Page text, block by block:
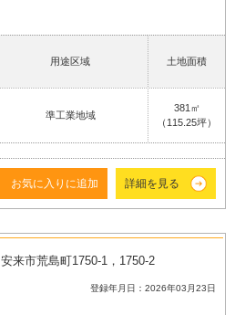
用途区域 土地面積
準工業地域
381㎡
（115.25坪）
お気に入りに追加 詳細を見る
安来市荒島町1750-1，1750-2
登録年月日：2026年03月23日